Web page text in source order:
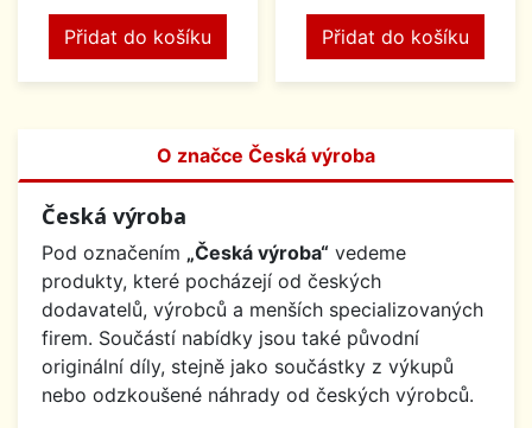
Přidat do košíku Přidat do košíku
O značce Česká výroba
Česká výroba
Pod označením „Česká výroba“ vedeme
produkty, které pocházejí od českých
dodavatelů, výrobců a menších specializovaných
firem. Součástí nabídky jsou také původní
originální díly, stejně jako součástky z výkupů
nebo odzkoušené náhrady od českých výrobců.